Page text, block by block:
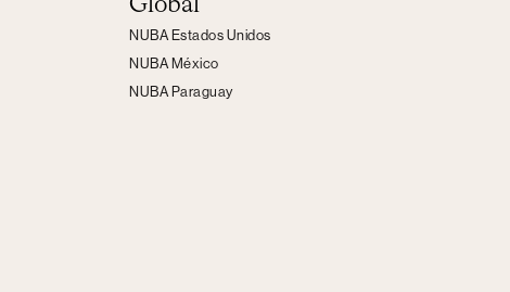
Global
NUBA Estados Unidos
NUBA México
NUBA Paraguay